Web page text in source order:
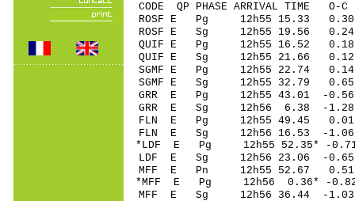
CODE QP PHASE ARRIVAL
ROSF E Pg
ROSF E Sg 12h55 19.56
QUIF E Pg 12h55
QUIF E Sg 12h55 21.66
SGMF E Pg
SGMF E Sg 12h55 32.79
GRR E Pg 12h55
GRR E Sg 12h56 6.38 -
FLN E Pg 12h55
FLN E Sg 12h56 16.53 -
*LDF E Pg 12h55
LDF E Sg 12h56 23.06 -
MFF E Pn 12h55
*MFF E Pg 12h56
MFF E Sg 12h56 36.44 -